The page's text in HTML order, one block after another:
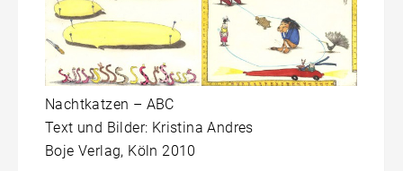
Nachtkatzen – ABC
Text und Bilder: Kristina Andres
Boje Verlag, Köln 2010